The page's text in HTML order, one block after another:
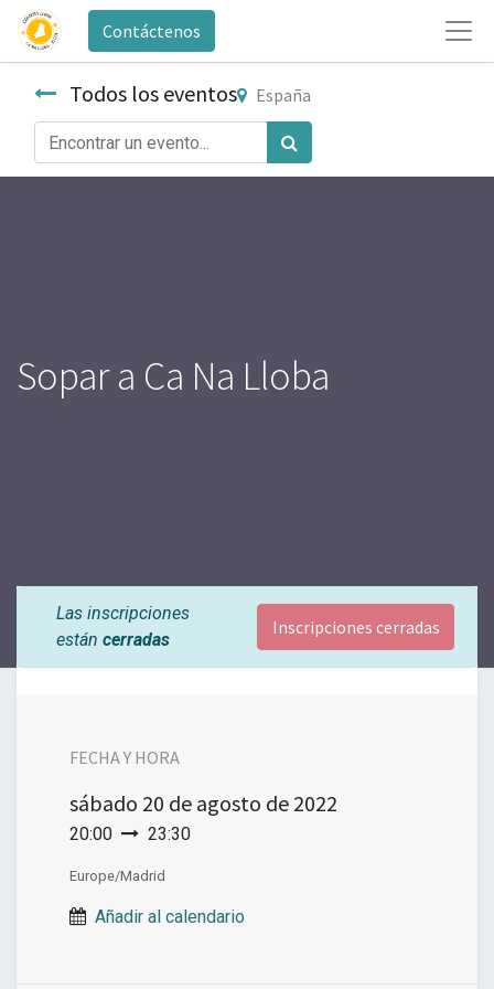
Contáctenos
Todos los eventos España
Sopar a Ca Na Lloba
Las inscripciones
están cerradas
Inscripciones cerradas
FECHA Y HORA
sábado 20 de agosto de 2022
20:00 23:30
Europe/Madrid
Añadir al calendario